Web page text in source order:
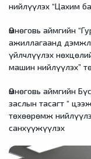
нийлүүлэх “Цахим
Өмнөговь аймгийн
ажиллагаанд
үйлчлүүлэх
машин нийлүүлэх”
Өмнөговь аймгийн
заслын тасагт “
төхөөрөмж
санхүүжүүлэх